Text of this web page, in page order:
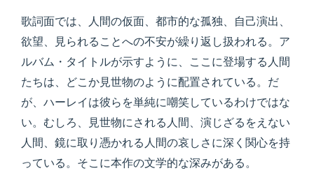
歌詞面では、人間の仮面、都市的な孤独、自己演出、
欲望、見られることへの不安が繰り返し扱われる。ア
ルバム・タイトルが示すように、ここに登場する人間
たちは、どこか見世物のように配置されている。だ
が、ハーレイは彼らを単純に嘲笑しているわけではな
い。むしろ、見世物にされる人間、演じざるをえない
人間、鏡に取り憑かれる人間の哀しさに深く関心を持
っている。そこに本作の文学的な深みがある。